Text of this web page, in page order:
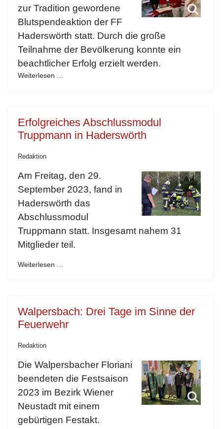
zur Tradition gewordene
Blutspendeaktion der FF
Haderswörth statt. Durch die große
Teilnahme der Bevölkerung konnte ein
beachtlicher Erfolg erzielt werden.
Weiterlesen …
Erfolgreiches Abschlussmodul
Truppmann in Haderswörth
Redaktion
Am Freitag, den 29.
September 2023, fand in
Haderswörth das
Abschlussmodul
Truppmann statt. Insgesamt nahem 31
Mitglieder teil.
Weiterlesen …
Walpersbach: Drei Tage im Sinne der
Feuerwehr
Redaktion
Die Walpersbacher Floriani
beendeten die Festsaison
2023 im Bezirk Wiener
Neustadt mit einem
gebürtigen Festakt.